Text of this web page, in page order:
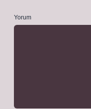
Yorum